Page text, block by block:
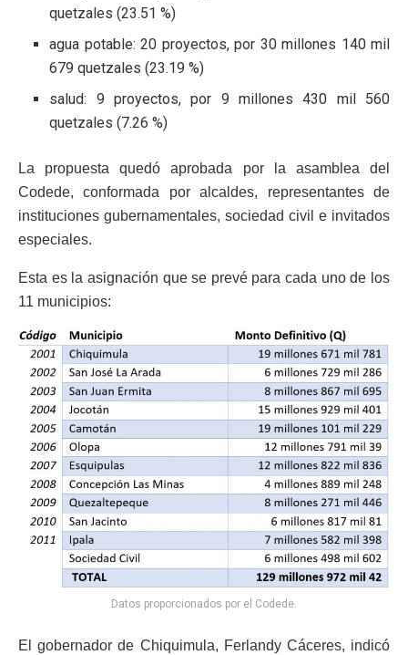
quetzales (23.51 %)
agua potable: 20 proyectos, por 30 millones 140 mil
679 quetzales (23.19 %)
salud: 9 proyectos, por 9 millones 430 mil 560
quetzales (7.26 %)
La propuesta quedó aprobada por la asamblea del
Codede, conformada por alcaldes, representantes de
instituciones gubernamentales, sociedad civil e invitados
especiales.
Esta es la asignación que se prevé para cada uno de los
11 municipios:
Datos proporcionados por el Codede.
El gobernador de Chiquimula, Ferlandy Cáceres, indicó